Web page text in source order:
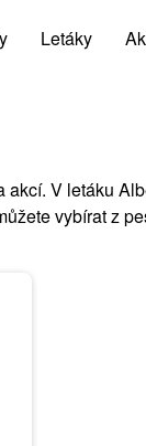
Letáky
V letáku
vybírat z